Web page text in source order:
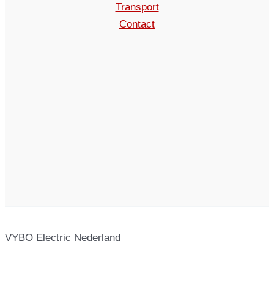
Transport
Contact
VYBO Electric Nederland